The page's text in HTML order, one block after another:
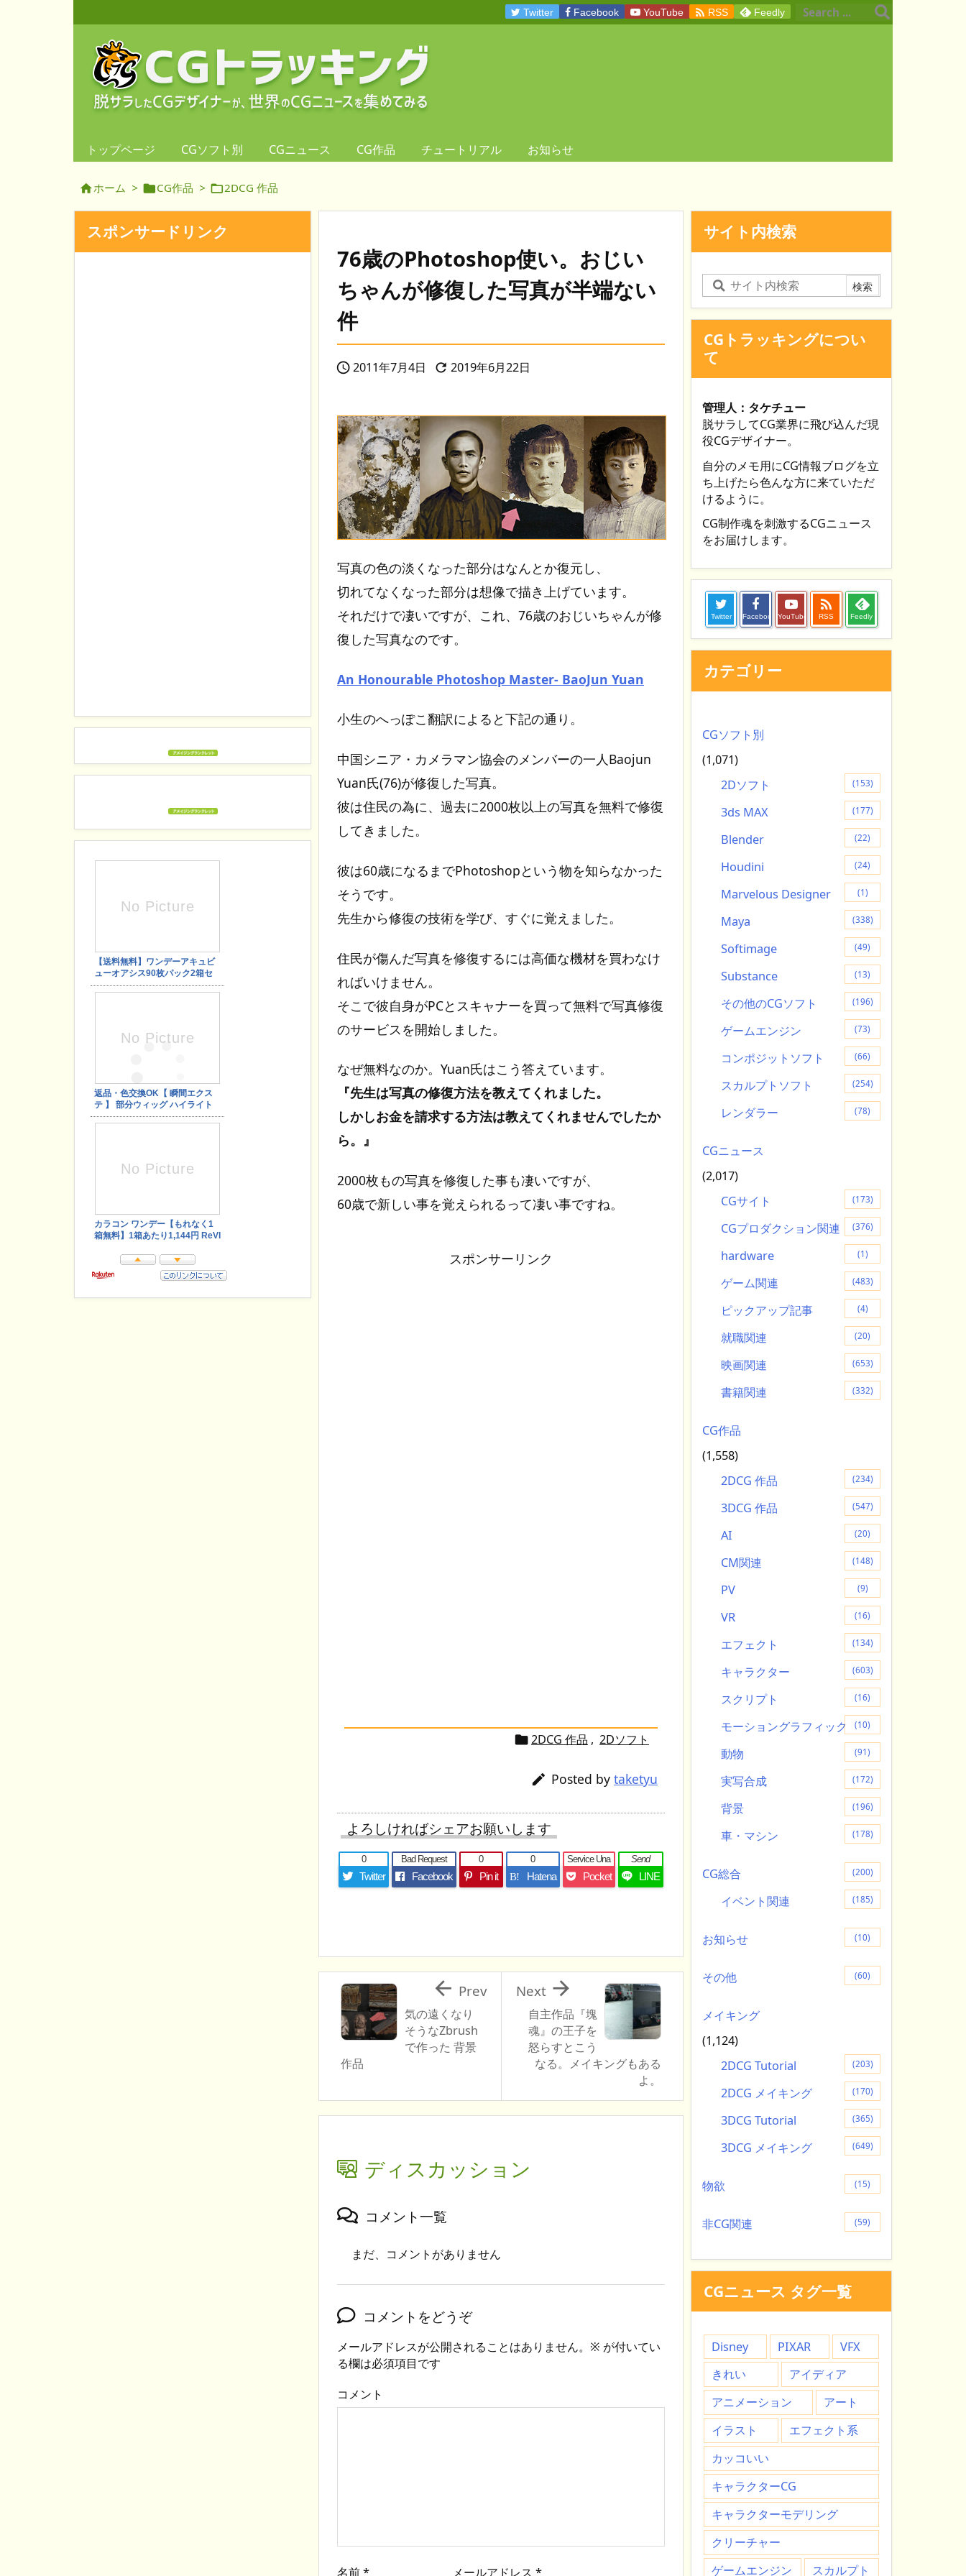
トップページ CGソフト別 CGニュース CG作品 チュートリアル お知らせ
Twitter Facebook YouTube  RSS Feedly
ホーム > CG作品 > 2DCG 作品
76歳のPhotoshop使い。おじい
ちゃんが修復した写真が半端ない
件
2011年7月4日  2019年6月22日
写真の色の淡くなった部分はなんとか復元し、
切れてなくなった部分は想像で描き上げています。
それだけで凄いですが、これ、76歳のおじいちゃんが修
復した写真なのです。
An Honourable Photoshop Master- BaoJun Yuan
小生のへっぽこ翻訳によると下記の通り。
中国シニア・カメラマン協会のメンバーの一人Baojun
Yuan氏(76)が修復した写真。
彼は住民の為に、過去に2000枚以上の写真を無料で修復
してきました。
彼は60歳になるまでPhotoshopという物を知らなかった
そうです。
先生から修復の技術を学び、すぐに覚えました。
住民が傷んだ写真を修復するには高価な機材を買わなけ
ればいけません。
そこで彼自身がPCとスキャナーを買って無料で写真修復
のサービスを開始しました。
なぜ無料なのか。Yuan氏はこう答えています。
『先生は写真の修復方法を教えてくれました。
しかしお金を請求する方法は教えてくれませんでしたか
ら。』
2000枚もの写真を修復した事も凄いですが、
60歳で新しい事を覚えられるって凄い事ですね。
スポンサーリンク
2DCG 作品 , 2Dソフト
 Posted by taketyu
よろしければシェアお願いします
Twitter
0
Facebook
Bad Request
Pin it
0
B!
Hatena
0
Pocket
Service Una
LINE
Send
自主作品『塊
魂』の王子を
怒らすとこう
なる。メイキングもある
よ。

Next
気の遠くなり
そうなZbrush
で作った 背景
作品
 Prev
ディスカッション
コメント一覧
まだ、コメントがありません
コメントをどうぞ
メールアドレスが公開されることはありません。 ※ が付いてい
る欄は必須項目です
コメント
名前* メールアドレス *
スポンサードリンク サイト内検索
CGトラッキングについ
て
管理人：タケチュー
脱サラしてCG業界に飛び込んだ現
役CGデザイナー。
自分のメモ用にCG情報ブログを立
ち上げたら色んな方に来ていただ
けるように。
CG制作魂を刺激するCGニュース
をお届けします。
Twitter Facebook YouTube

RSS Feedly
カテゴリー
CGソフト別
(1,071)
2Dソフト
(153)
3ds MAX (177)
Blender (22)
Houdini (24)
Marvelous Designer (1)
Maya (338)
Softimage (49)
Substance (13)
その他のCGソフト (196)
ゲームエンジン (73)
コンポジットソフト (66)
スカルプトソフト (254)
レンダラー (78)
CGニュース
(2,017)
CGサイト
(173)
CGプロダクション関連 (376)
hardware (1)
ゲーム関連 (483)
ピックアップ記事 (4)
就職関連 (20)
映画関連 (653)
書籍関連 (332)
CG作品
(1,558)
2DCG 作品
(234)
3DCG 作品 (547)
AI (20)
CM関連 (148)
PV (9)
VR (16)
エフェクト (134)
キャラクター (603)
スクリプト (16)
モーショングラフィック (10)
動物 (91)
実写合成 (172)
背景 (196)
車・マシン (178)
CG総合 (200)
イベント関連 (185)
お知らせ (10)
その他 (60)
メイキング
(1,124)
2DCG Tutorial
(203)
2DCG メイキング (170)
3DCG Tutorial (365)
3DCG メイキング (649)
物欲 (15)
非CG関連 (59)
CGニュース タグ一覧
Disney PIXAR
VFX
きれい
アイディア
アニメーション
アート
イラスト
エフェクト系
カッコいい
キャラクターCG
キャラクターモデリング
クリーチャー
ゲームエンジン
スカルプト